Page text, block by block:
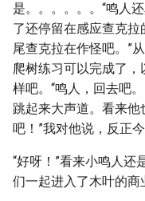
是。。。。。。“鸣人
了还停留在感应查克
尾查克拉在作怪吧。”
爬树练习可以完成了
样吧。“鸣人，回去吧
跳起来大声道。看来他
吧！”我对他说，反正
“好呀！”看来小鸣人还
们一起进入了木叶的商